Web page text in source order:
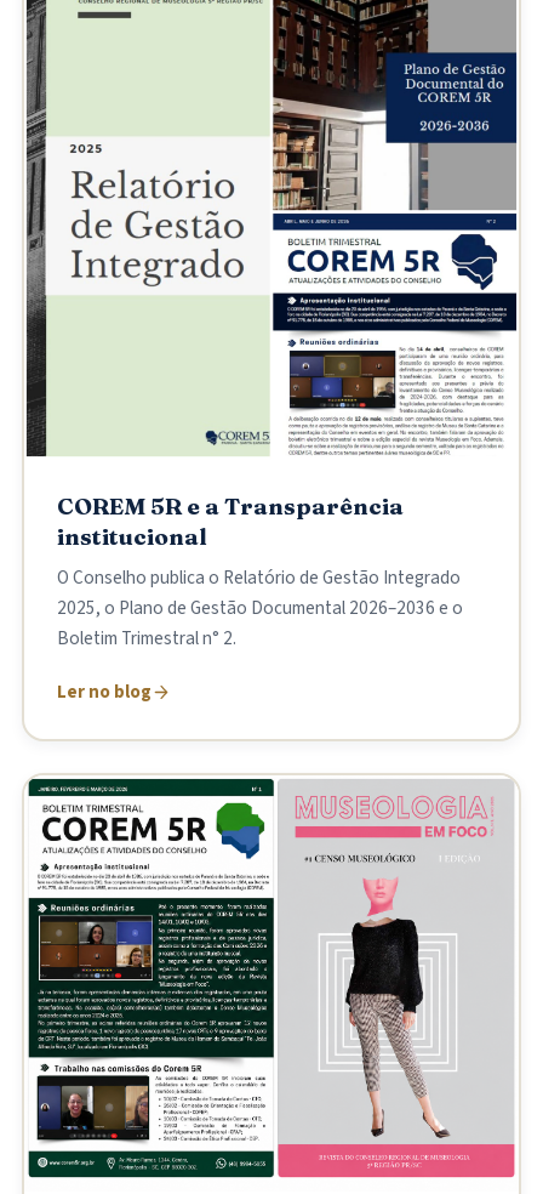
COREM 5R e a Transparência
institucional
O Conselho publica o Relatório de Gestão Integrado
2025, o Plano de Gestão Documental 2026–2036 e o
Boletim Trimestral n° 2.
Ler no blog